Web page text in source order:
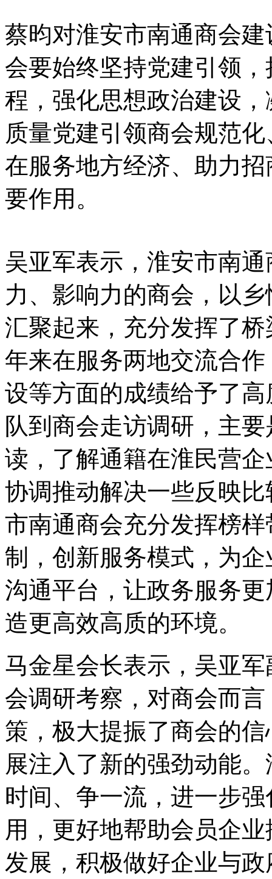
蔡昀对淮安市南通商会
会要始终坚持党建引领
程，强化思想政治建设
质量党建引领商会规范
在服务地方经济、助力
要作用。
吴亚军表示，淮安市南
力、影响力的商会，以
汇聚起来，充分发挥了
年来在服务两地交流合
设等方面的成绩给予了
队到商会走访调研，主
读，了解通籍在淮民营
协调推动解决一些反映
市南通商会充分发挥榜
制，创新服务模式，为
沟通平台，让政务服务
造更高效高质的环境。
马金星会长表示，吴亚
会调研考察，对商会而
策，极大提振了商会的
展注入了新的强劲动能
时间、争一流，进一步
用，更好地帮助会员企
发展，积极做好企业与